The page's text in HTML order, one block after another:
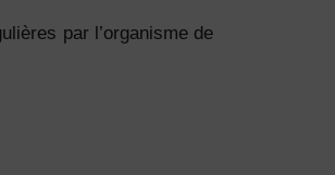
par l’organisme de